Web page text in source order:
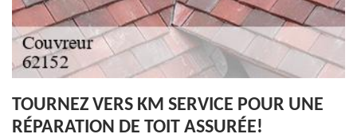
TOURNEZ VERS KM SERVICE POUR UNE
RÉPARATION DE TOIT ASSURÉE!